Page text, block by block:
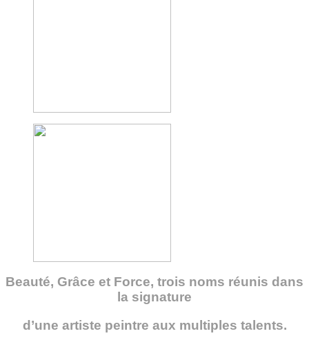
Beauté, Grâce et Force, trois noms réunis dans
la signature
d’une artiste peintre aux multiples talents.